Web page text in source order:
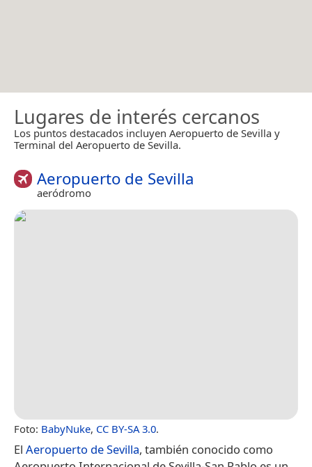
Lugares de interés cercanos
Los puntos destacados incluyen Aeropuerto de Sevilla y
Terminal del Aeropuerto de Sevilla.
Aeropuerto de Sevilla
aeródromo
Foto: BabyNuke, CC BY-SA 3.0.
El Aeropuerto de Sevilla, también conocido como